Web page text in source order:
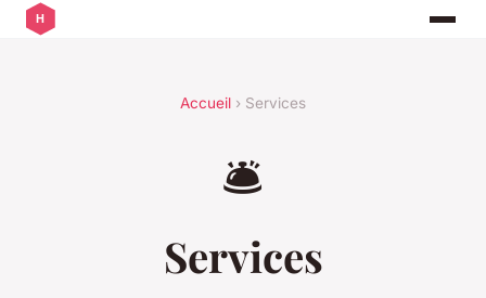
Accueil › Services
🛎️
Services